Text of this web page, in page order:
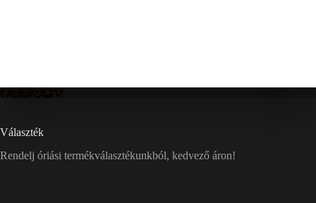
Választék
Rendelj óriási termékválasztékunkból, kedvező áron!